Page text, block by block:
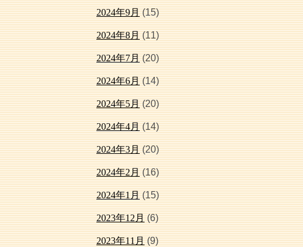
2024年9月(15)
2024年8月(11)
2024年7月(20)
2024年6月(14)
2024年5月(20)
2024年4月(14)
2024年3月(20)
2024年2月(16)
2024年1月(15)
2023年12月(6)
2023年11月(9)